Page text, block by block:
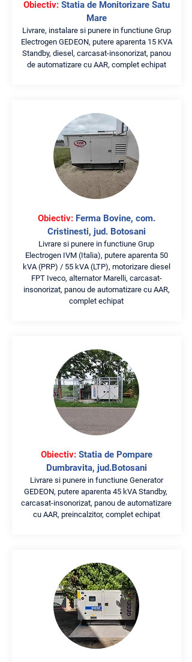
Obiectiv: Statia de Monitorizare Satu
Mare
Livrare, instalare si punere in functiune Grup
Electrogen GEDEON, putere aparenta 15 KVA
Standby, diesel, carcasat-insonorizat, panou
de automatizare cu AAR, complet echipat
Obiectiv: Ferma Bovine, com.
Cristinesti, jud. Botosani
Livrare si punere in functiune Grup
Electrogen IVM (Italia), putere aparenta 50
kVA (PRP) / 55 kVA (LTP), motorizare diesel
FPT Iveco, alternator Marelli, carcasat-
insonorizat, panou de automatizare cu AAR,
complet echipat
Obiectiv: Statia de Pompare
Dumbravita, jud.Botosani
Livrare si punere in functiune Generator
GEDEON, putere aparenta 45 kVA Standby,
carcasat-insonorizat, panou de automatizare
cu AAR, preincalzitor, complet echipat